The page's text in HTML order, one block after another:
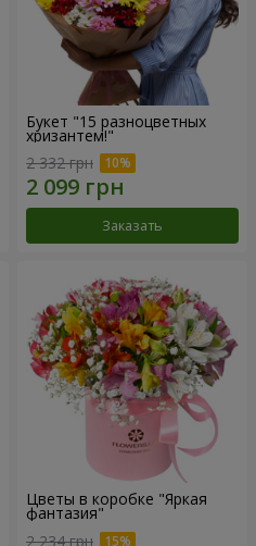
Букет "15 разноцветных
хризантем!"
2 332 грн
Заказать
Цветы в коробке "Яркая
фантазия"
2 234 грн